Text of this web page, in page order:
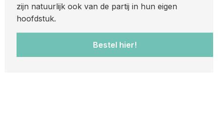
zijn natuurlijk ook van de partij in hun eigen
hoofdstuk.
Bestel hier!